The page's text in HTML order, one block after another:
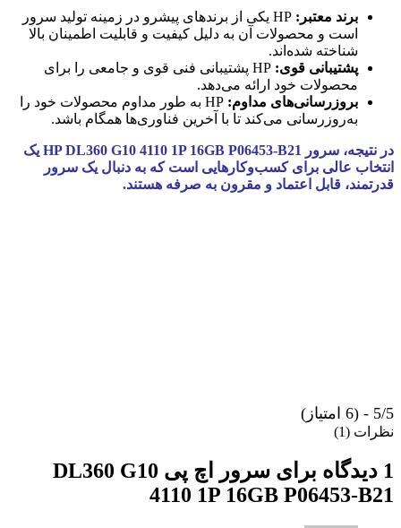
برند معتبر:
HP یکی از برندهای پیشرو در زمینه تولید سرور
است و محصولات آن به دلیل کیفیت و قابلیت اطمینان بالا
شناخته شده‌اند.
پشتیبانی قوی:
HP پشتیبانی فنی قوی و جامعی را برای
محصولات خود ارائه می‌دهد.
بروزرسانی‌های مداوم:
HP به طور مداوم محصولات خود را
به‌روزرسانی می‌کند تا با آخرین فناوری‌ها همگام باشد.
در نتیجه، سرور HP DL360 G10 4110 1P 16GB P06453-B21 یک
انتخاب عالی برای کسب‌وکارهایی است که به دنبال یک سرور
قدرتمند، قابل اعتماد و مقرون به صرفه هستند.
5/5 - (6 امتیاز)
نظرات (1)
1 دیدگاه برای
سرور اچ پی DL360 G10
4110 1P 16GB P06453-B21